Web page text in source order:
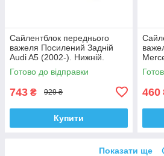
Сайлентблок переднього
важеля Посилений Задній
Audi A5 (2002-). Нижній.
Корея ACSUSS! 4H0407183 ,
TD1247W , VKDS331074
Готово до відправки
743 ₴ 929 ₴
Купити
460
Показати ще